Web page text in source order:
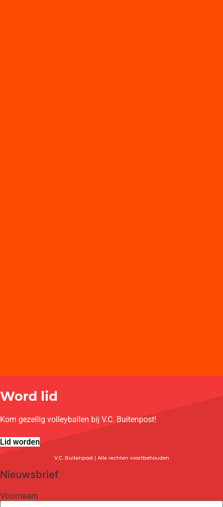
Word lid
Kom gezellig volleyballen bij V.C. Buitenpost!
Lid worden
V.C. Buitenpost | Alle rechten voortbehouden
Nieuwsbrief
Voornaam